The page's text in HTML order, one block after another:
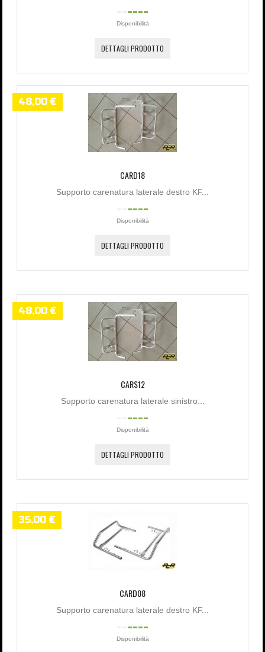
Disponibilità
DETTAGLI PRODOTTO
48,00 €
CARD18
Supporto carenatura laterale destro KF...
Disponibilità
DETTAGLI PRODOTTO
48,00 €
CARS12
Supporto carenatura laterale sinistro...
Disponibilità
DETTAGLI PRODOTTO
35,00 €
CARD08
Supporto carenatura laterale destro KF...
Disponibilità